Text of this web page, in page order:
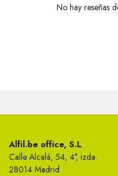
No hay reseñas
Alfil.be office, S.L
Calle Alcalá, 54, 4°, izda.
28014 Madrid